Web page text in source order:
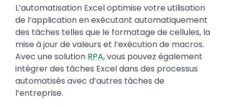
L’automatisation Excel optimise votre utilisation
de l’application en exécutant automatiquement
des tâches telles que le formatage de cellules, la
mise à jour de valeurs et l’exécution de macros.
Avec une solution RPA, vous pouvez également
intégrer des tâches Excel dans des processus
automatisés avec d’autres tâches de
l’entreprise.